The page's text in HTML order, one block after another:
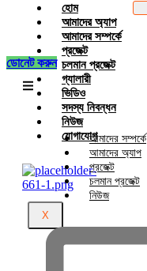
হোম
আমাদের অ্যাপ
আমাদের সম্পর্কে
প্রজেক্ট
চলমান প্রজেক্ট
গ্যালারী
ভিডিও
সদস্য নিবন্ধন
নিউজ
যোগাযোগ
X
ডোনেট করুন
আমাদের সম্পর্কে
আমাদের অ্যাপ
প্রজেক্ট
চলমান প্রজেক্ট
নিউজ